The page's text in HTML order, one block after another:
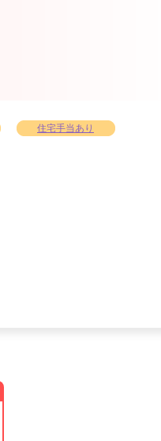
住宅手当あり